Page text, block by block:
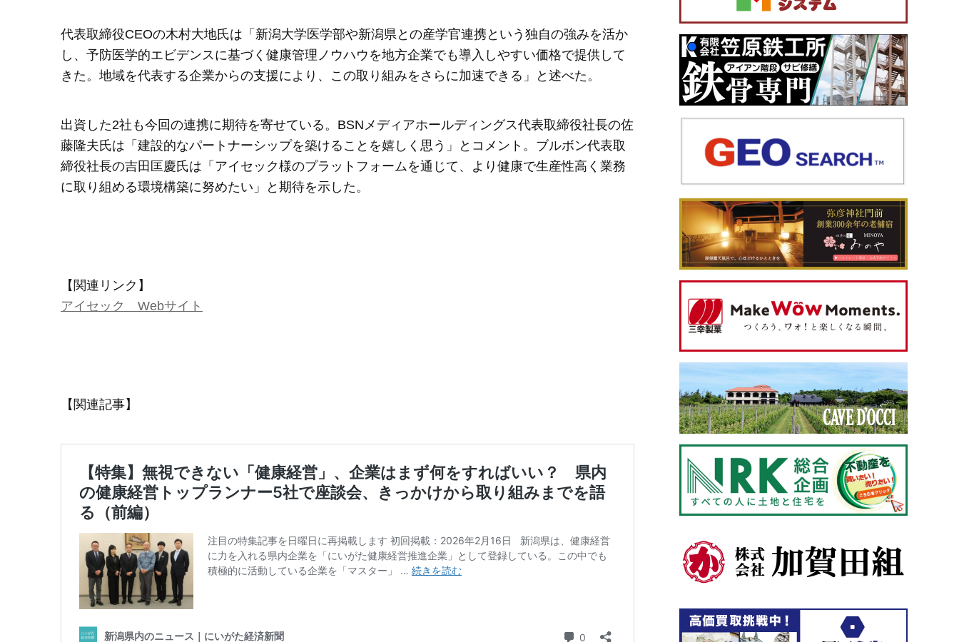
代表取締役CEOの木村大地氏は「新潟大学医学部や新潟県との産学官連携という独自の強みを活か
し、予防医学的エビデンスに基づく健康管理ノウハウを地方企業でも導入しやすい価格で提供して
きた。地域を代表する企業からの支援により、この取り組みをさらに加速できる」と述べた。
出資した2社も今回の連携に期待を寄せている。BSNメディアホールディングス代表取締役社長の佐
藤隆夫氏は「建設的なパートナーシップを築けることを嬉しく思う」とコメント。ブルボン代表取
締役社長の吉田匡慶氏は「アイセック様のプラットフォームを通じて、より健康で生産性高く業務
に取り組める環境構築に努めたい」と期待を示した。
【関連リンク】
アイセック Webサイト
【関連記事】